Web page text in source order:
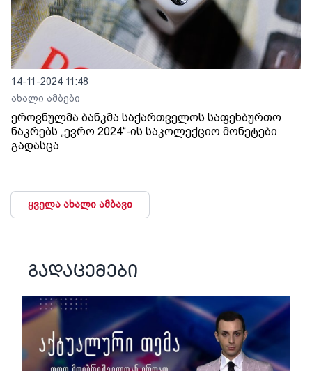
14-11-2024 11:48
ახალი ამბები
ეროვნულმა ბანკმა საქართველოს საფეხბურთო
ნაკრებს „ევრო 2024“-ის საკოლექციო მონეტები
გადასცა
ყველა ახალი ამბავი
გადაცემები